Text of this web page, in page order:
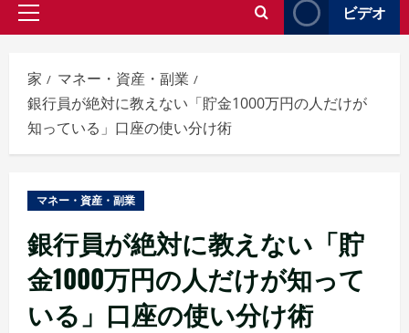
プ
イ
マ
リ
メ
ニ
ー
ビデオ
家
マネー・資産・副業
銀行員が絶対に教えない「貯金1000万円の人だけが
知っている」口座の使い分け術
マネー・資産・副業
銀行員が絶対に教えない「貯
金1000万円の人だけが知って
いる」口座の使い分け術